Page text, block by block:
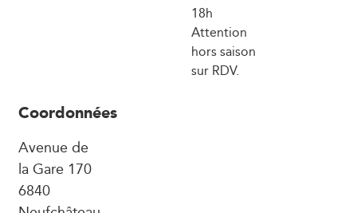
18h
Attention
hors saison
sur RDV.
Coordonnées
Avenue de
la Gare 170
6840